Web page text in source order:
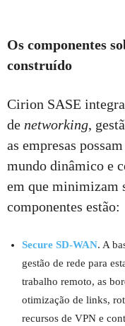
Os componentes
construído
Cirion SASE
de networking,
as empresas
mundo dinâmico e
em que minimizam
componentes estão:
Secure SD-WAN. A
gestão de rede para
trabalho remoto, as
otimização de links,
recursos de VPN e